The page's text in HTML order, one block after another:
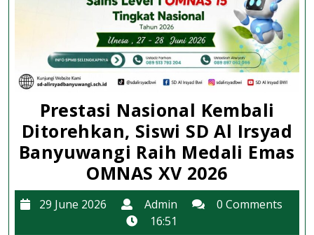
Prestasi Nasional Kembali
Ditorehkan, Siswi SD Al Irsyad
Banyuwangi Raih Medali Emas
OMNAS XV 2026Prestasi
Nasional
Kembali
29 June 2026
29
June
Admin Admin0 Comments
16:51